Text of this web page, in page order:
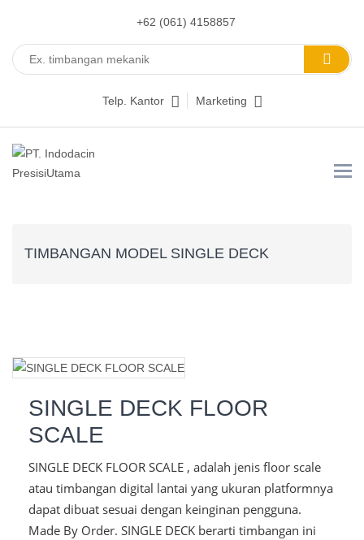
+62 (061) 4158857
Telp. Kantor Marketing
TIMBANGAN MODEL SINGLE DECK
SINGLE DECK FLOOR
SCALE
SINGLE DECK FLOOR SCALE , adalah jenis floor scale
atau timbangan digital lantai yang ukuran platformnya
dapat dibuat sesuai dengan keinginan pengguna.
Made By Order. SINGLE DECK berarti timbangan ini